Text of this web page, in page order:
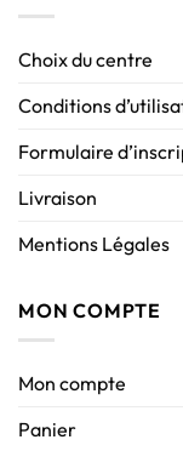
Choix du centre
Conditions
Formulaire
Livraison
Mentions Légales
MON COMPTE
Mon compte
Panier